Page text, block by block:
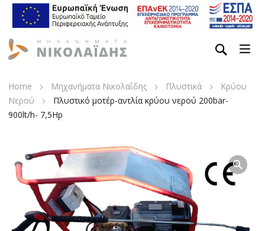
Home Μηχανήματα Νικολαΐδης Πλυστικά
Κρύου
Νερού
Πλυστικό μοτέρ-αντλία κρύου νερού 200bar-
900lt/h- 7,5Hp